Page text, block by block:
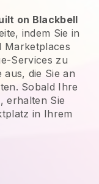
on Blackbell
indem Sie in
Marketplaces
Services zu
aus, die Sie an
Sobald Ihre
erhalten Sie
in Ihrem